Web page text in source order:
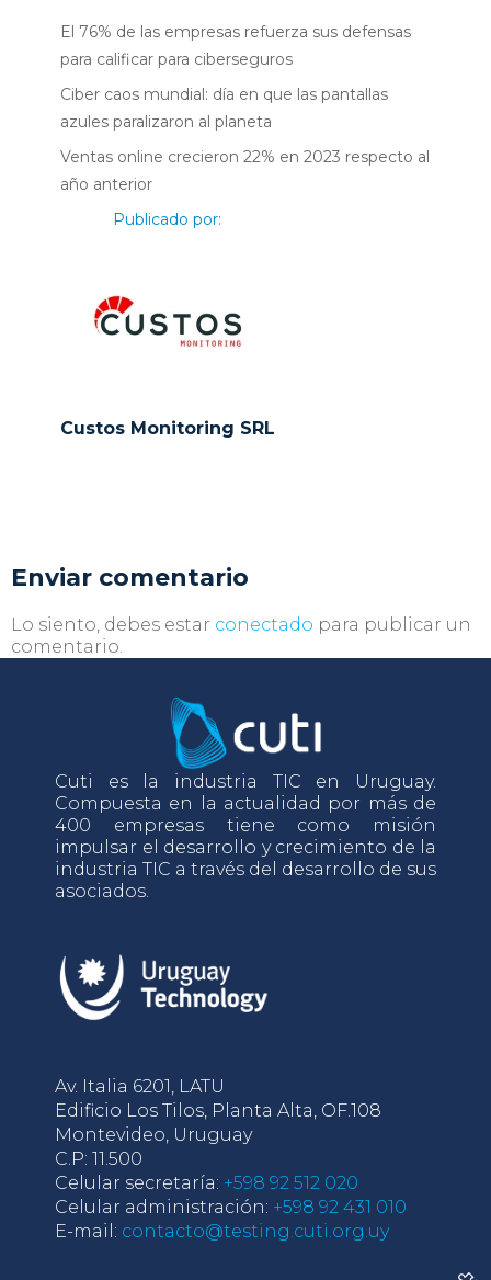
El 76% de las empresas refuerza sus defensas
para calificar para ciberseguros
Ciber caos mundial: día en que las pantallas
azules paralizaron al planeta
Ventas online crecieron 22% en 2023 respecto al
año anterior
Publicado por:
Custos Monitoring SRL
Enviar comentario
Lo siento, debes estar conectado para publicar un
comentario.
Cuti es la industria TIC en Uruguay.
Compuesta en la actualidad por más de
400 empresas tiene como misión
impulsar el desarrollo y crecimiento de la
industria TIC a través del desarrollo de sus
asociados.
Av. Italia 6201, LATU
Edificio Los Tilos, Planta Alta, OF.108
Montevideo, Uruguay
C.P: 11.500
Celular secretaría: +598 92 512 020
Celular administración: +598 92 431 010
E-mail: contacto@testing.cuti.org.uy